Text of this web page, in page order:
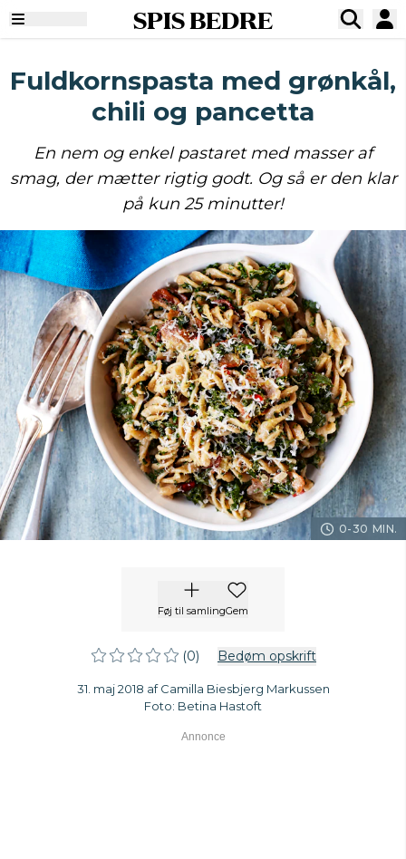
SPIS BEDRE
Fuldkornspasta med grønkål,
chili og pancetta
En nem og enkel pastaret med masser af
smag, der mætter rigtig godt. Og så er den klar
på kun 25 minutter!
0-30 MIN.
Føj til samlingGem
(0) Bedøm opskrift
31. maj 2018 af Camilla Biesbjerg Markussen
Foto: Betina Hastoft